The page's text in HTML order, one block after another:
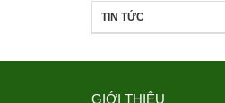
TIN TỨC
GIỚI THIỆU